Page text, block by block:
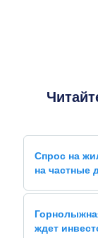
Спрос на
на частные
ждет